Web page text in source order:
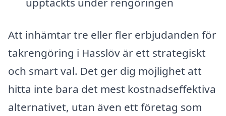
Att inhämtar tre eller fler erbjudanden för
takrengöring i Hasslöv är ett strategiskt
och smart val. Det ger dig möjlighet att
hitta inte bara det mest kostnadseffektiva
alternativet, utan även ett företag som